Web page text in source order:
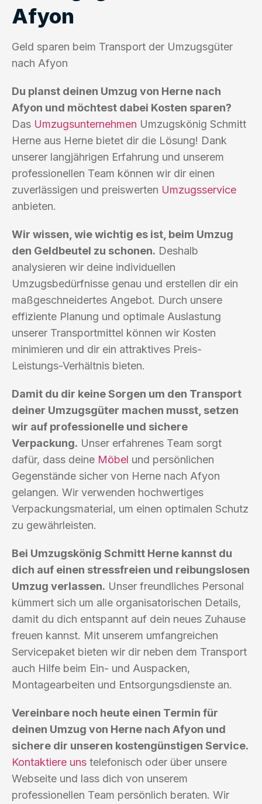
Afyon
Geld sparen beim Transport der Umzugsgüter
nach Afyon
Du planst deinen Umzug von Herne nach
Afyon und möchtest dabei Kosten sparen?
Das Umzugsunternehmen Umzugskönig Schmitt
Herne aus Herne bietet dir die Lösung! Dank
unserer langjährigen Erfahrung und unserem
professionellen Team können wir dir einen
zuverlässigen und preiswerten Umzugsservice
anbieten.
Wir wissen, wie wichtig es ist, beim Umzug
den Geldbeutel zu schonen. Deshalb
analysieren wir deine individuellen
Umzugsbedürfnisse genau und erstellen dir ein
maßgeschneidertes Angebot. Durch unsere
effiziente Planung und optimale Auslastung
unserer Transportmittel können wir Kosten
minimieren und dir ein attraktives Preis-
Leistungs-Verhältnis bieten.
Damit du dir keine Sorgen um den Transport
deiner Umzugsgüter machen musst, setzen
wir auf professionelle und sichere
Verpackung. Unser erfahrenes Team sorgt
dafür, dass deine Möbel und persönlichen
Gegenstände sicher von Herne nach Afyon
gelangen. Wir verwenden hochwertiges
Verpackungsmaterial, um einen optimalen Schutz
zu gewährleisten.
Bei Umzugskönig Schmitt Herne kannst du
dich auf einen stressfreien und reibungslosen
Umzug verlassen. Unser freundliches Personal
kümmert sich um alle organisatorischen Details,
damit du dich entspannt auf dein neues Zuhause
freuen kannst. Mit unserem umfangreichen
Servicepaket bieten wir dir neben dem Transport
auch Hilfe beim Ein- und Auspacken,
Montagearbeiten und Entsorgungsdienste an.
Vereinbare noch heute einen Termin für
deinen Umzug von Herne nach Afyon und
sichere dir unseren kostengünstigen Service.
Kontaktiere uns telefonisch oder über unsere
Webseite und lass dich von unserem
professionellen Team persönlich beraten. Wir